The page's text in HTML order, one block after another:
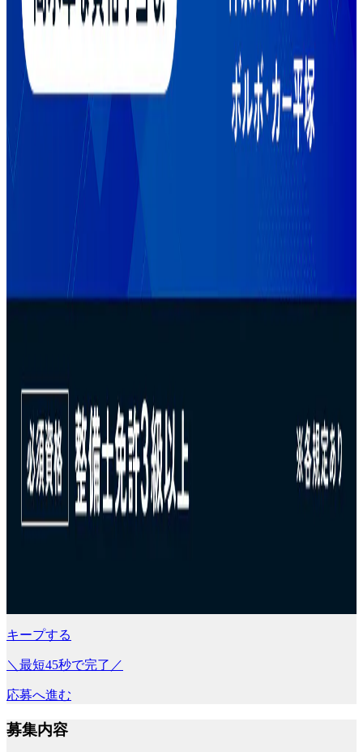
キープする
＼最短45秒で完了／
応募へ進む
募集内容